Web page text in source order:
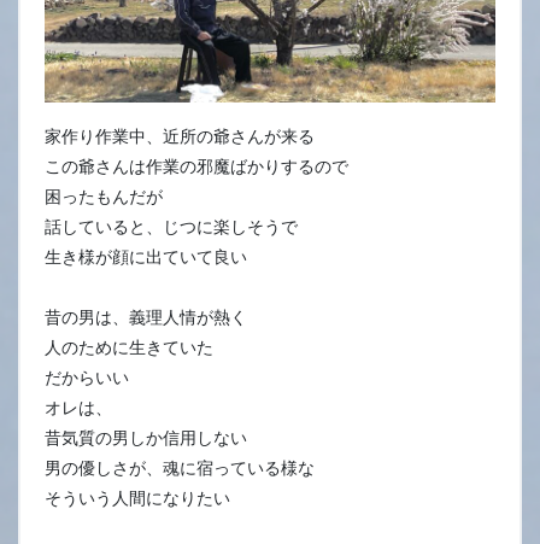
家作り作業中、近所の爺さんが来る
この爺さんは作業の邪魔ばかりするので
困ったもんだが
話していると、じつに楽しそうで
生き様が顔に出ていて良い
昔の男は、義理人情が熱く
人のために生きていた
だからいい
オレは、
昔気質の男しか信用しない
男の優しさが、魂に宿っている様な
そういう人間になりたい